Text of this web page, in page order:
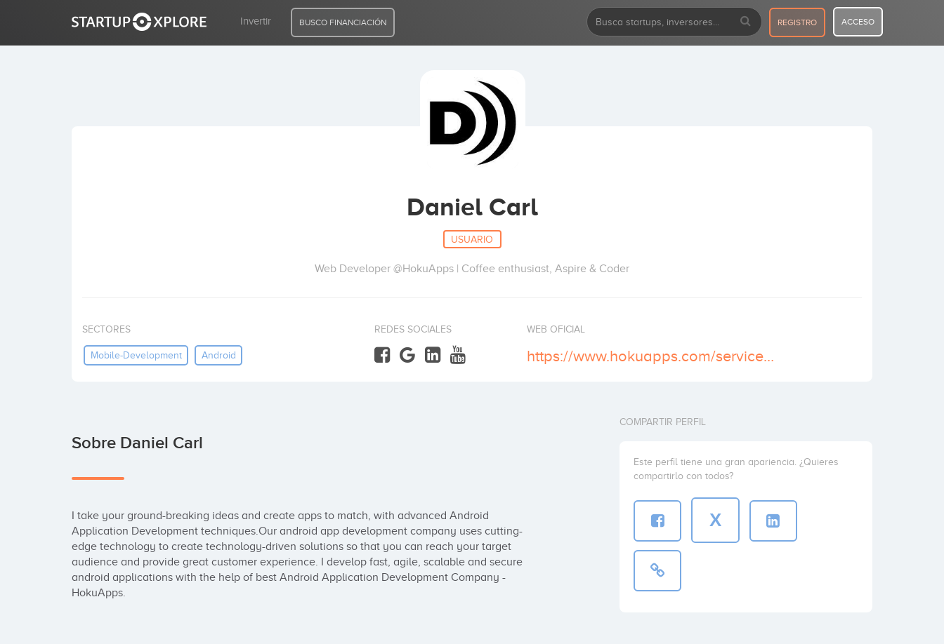
Invertir BUSCO FINANCIACIÓN REGISTRO ACCESO
Daniel Carl
USUARIO
Web Developer @HokuApps | Coffee enthusiast, Aspire & Coder
SECTORES
Mobile-Development Android
REDES SOCIALES WEB OFICIAL
https://www.hokuapps.com/services/android-application-development-company/
Sobre Daniel Carl
I take your ground-breaking ideas and create apps to match, with advanced Android
Application Development techniques.Our android app development company uses cutting-
edge technology to create technology-driven solutions so that you can reach your target
audience and provide great customer experience. I develop fast, agile, scalable and secure
android applications with the help of best Android Application Development Company -
HokuApps.
COMPARTIR PERFIL
Este perfil tiene una gran apariencia. ¿Quieres
compartirlo con todos?
X